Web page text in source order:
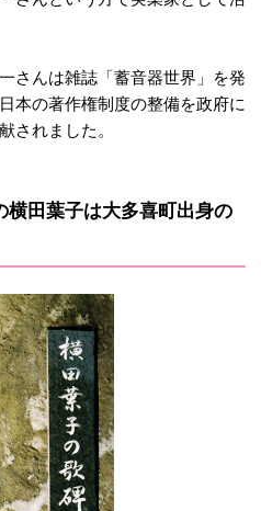
さんは雑誌「蓄音器世界」を発
本の著作権制度の整備を政府に
されました。
田葉子は大多喜町出身の